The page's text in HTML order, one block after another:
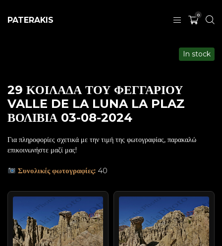
PATERAKIS
0
29 ΚΟΙΛΑΔΑ ΤΟΥ ΦΕΓΓΑΡΙΟΥ
VALLE DE LA LUNA LA PLAZ
ΒΟΛΙΒΙΑ 03-08-2024
In stock
Για πληροφορίες σχετικά με την τιμή της φωτογραφίας, παρακαλώ
επικοινωνήστε μαζί μας!
Συνολικές φωτογραφίες: 40